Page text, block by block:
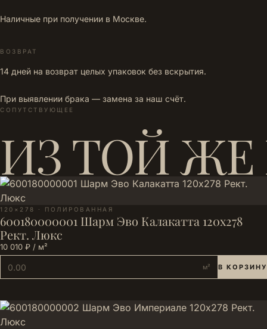
Наличные при получении в Москве.
ВОЗВРАТ
14 дней на возврат целых упаковок без вскрытия.
При выявлении брака — замена за наш счёт.
СОПУТСТВУЮЩЕЕ
ИЗ ТОЙ ЖЕ
120×278 · ПОЛИРОВАННАЯ
600180000001 Шарм Эво Калакатта 120х278
Рект. Люкс
10 010 ₽ / м²
м² В КОРЗИНУ